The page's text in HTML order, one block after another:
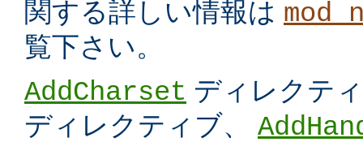
関する詳しい情報は
覧下さい。
AddCharset ディレクテ
ディレクティブ、